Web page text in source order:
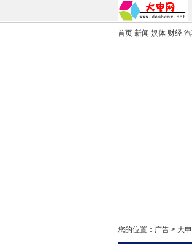
首页 新闻 娱体 财经
您的位置： 广告 > 大